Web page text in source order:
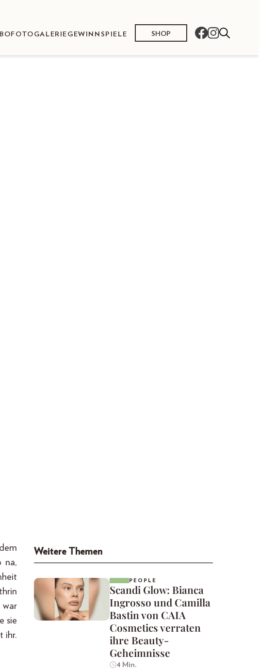
FOTOGALERIE GEWINNSPIELE SHOP
na,
war
sie
ihr.
Weitere Themen
PEOPLE
Scandi Glow: Bianca
Ingrosso und Camilla
Bastin von CAIA
Cosmetics verraten
ihre Beauty-
Geheimnisse
4 Min.